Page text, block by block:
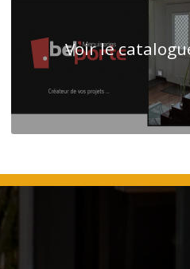
Voir le